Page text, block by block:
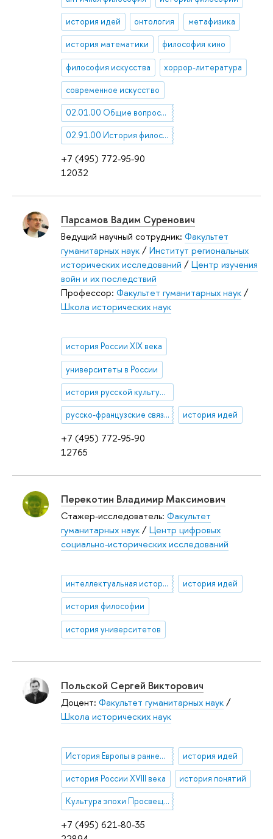
+7 (495) 772-95-90
12032
история идей онтология метафизика
история математики философия кино
философия искусства хоррор-литература
современное искусство
02.01.00 Общие вопросы философии
02.91.00 История философии
+7 (495) 772-95-90
12765
Парсамов Вадим Суренович
Ведущий научный сотрудник: Факультет
гуманитарных наук/Институт региональных
исторических исследований /Центр изучения
войн и их последствий
Профессор: Факультет гуманитарных наук/
Школа исторических наук
история России XIX века
университеты в России
история русской культуры
русско-французские связи, французский язык в России история идей
Перекотин Владимир Максимович
Стажер-исследователь: Факультет
гуманитарных наук/Центр цифровых
социально-исторических исследований
интеллектуальная история России XIX-XX вв. история идей
история философии
история университетов
+7 (495) 621-80-35
Польской Сергей Викторович
Доцент: Факультет гуманитарных наук/
Школа исторических наук
История Европы в раннее Новое время история идей
история России XVIII века история понятий
Культура эпохи Просвещения